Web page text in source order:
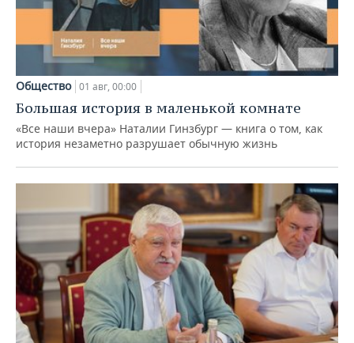
Общество 01 авг, 00:00
Большая история в маленькой комнате
«Все наши вчера» Наталии Гинзбург — книга о том, как
история незаметно разрушает обычную жизнь